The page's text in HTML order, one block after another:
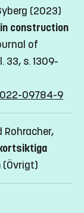
(2023)
construction
of
33, s. 1309-
022-09784-9
Rohracher,
(Övrigt)